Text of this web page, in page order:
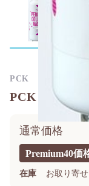
PCK マイル
Premium40価
通常価格
在庫 お取り寄
PCK